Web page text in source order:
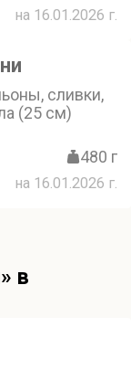
на 16.01.2026 г.
сливки,
(25 см)
480 г
на 16.01.2026 г.
в